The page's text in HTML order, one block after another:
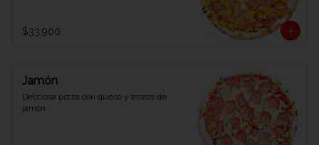
$33.900
Jamón
Deliciosa pizza con queso y trozos de
jamón.